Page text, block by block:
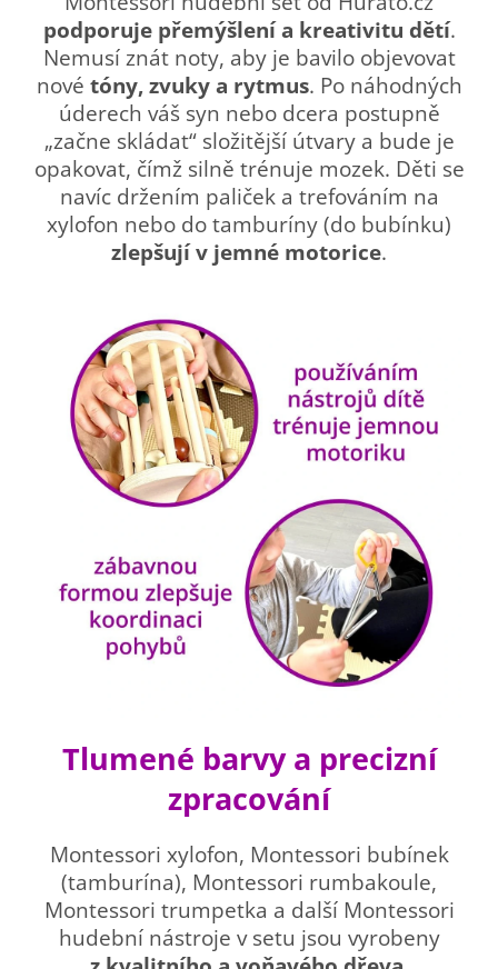
podporuje přemýšlení a kreativitu dětí.
Nemusí znát noty, aby je bavilo objevovat
nové tóny, zvuky a rytmus. Po náhodných
úderech váš syn nebo dcera postupně
„začne skládat“ složitější útvary a bude je
opakovat, čímž silně trénuje mozek. Děti se
navíc držením paliček a trefováním na
xylofon nebo do tamburíny (do bubínku)
zlepšují v jemné motorice.
Tlumené barvy a precizní
zpracování
Montessori xylofon, Montessori bubínek
(tamburína), Montessori rumbakoule,
Montessori trumpetka a další Montessori
hudební nástroje v setu jsou vyrobeny